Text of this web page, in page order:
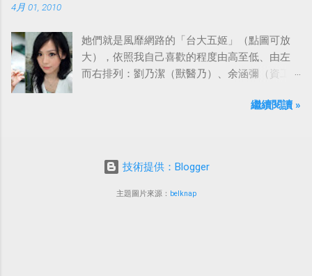
4月 01, 2010
她們就是風靡網路的「台大五姬」（點圖可放
大），依照我自己喜歡的程度由高至低、由左
而右排列：劉乃潔（獸醫乃）、余涵彌（資工
蔓）、吳依潔（戲劇依）；這五位正妹透過網
繼續閱讀 »
技術提供：Blogger
主題圖片來源： belknap